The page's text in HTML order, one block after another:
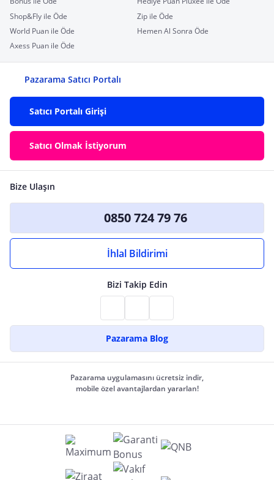
Shop&Fly ile Öde
Zip ile Öde
World Puan ile Öde
Hemen Al Sonra Öde
Axess Puan ile Öde
Pazarama Satıcı Portalı
Satıcı Portalı Girişi
Satıcı Olmak İstiyorum
Bize Ulaşın
0850 724 79 76
İhlal Bildirimi
Bizi Takip Edin
Pazarama Blog
Pazarama uygulamasını ücretsiz indir,
mobile özel avantajlardan yararlan!